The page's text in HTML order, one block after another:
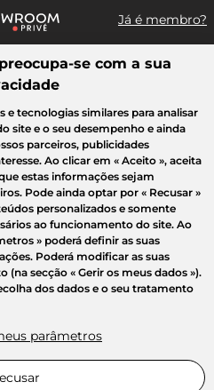
Já é membro?
um artigo, uma venda...
Casa Criança Beleza
se com a sua
tecnologias similares para analisar
site e o seu desempenho e ainda
parceiros, publicidades
Ao clicar em « Aceito », aceita
estas informações sejam
Pode ainda optar por « Recusar »
personalizados e somente
ao funcionamento do site. Ao
» poderá definir as suas
Poderá modificar as suas
secção « Gerir os meus dados »).
dos dados e o seu tratamento
parâmetros